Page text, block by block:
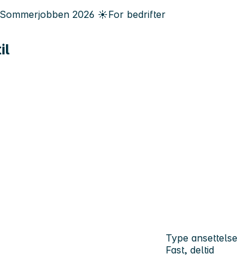
Sommerjobben 2026 ☀️For bedrifter
Type ansettelse
Fast, deltid